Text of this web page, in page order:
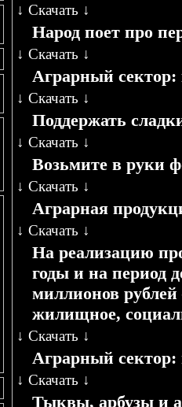
↓ Скачать ↓
Народ поет про
↓ Скачать ↓
Аграрный сектор:
↓ Скачать ↓
Поддержать
↓ Скачать ↓
Возьмите в руки
↓ Скачать ↓
Аграрная
↓ Скачать ↓
На реализацию
годы и на период
миллионов
жилищное,
↓ Скачать ↓
Аграрный сектор:
↓ Скачать ↓
Тыквы, арбузы и